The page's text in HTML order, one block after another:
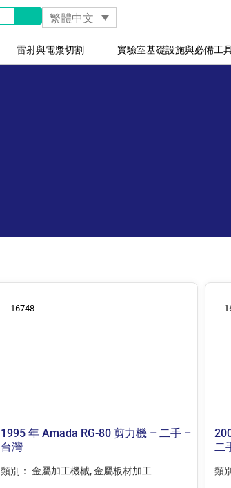
繁體中文
雷射與電漿切割 實驗室基礎設施與必備工
16748
1995 年 Amada RG-80 剪力機 – 二手 –
台灣
類別： 金屬加工機械,金屬板材加工
二
類